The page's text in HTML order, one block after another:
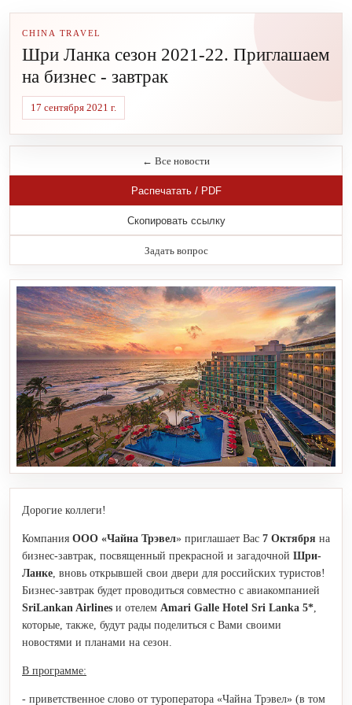
CHINA TRAVEL
Шри Ланка сезон 2021-22. Приглашаем
на бизнес - завтрак
17 сентября 2021 г.
← Все новости
Распечатать / PDF
Скопировать ссылку
Задать вопрос
Дорогие коллеги!
Компания ООО «Чайна Трэвел» приглашает Вас 7 Октября на
бизнес-завтрак, посвященный прекрасной и загадочной Шри-
Ланке , вновь открывшей свои двери для российских туристов!
Бизнес-завтрак будет проводиться совместно с авиакомпанией
SriLankan Airlines и отелем Amari Galle Hotel Sri Lanka 5*
которые, также, будут рады поделиться с Вами своими
новостями и планами на сезон.
В программе:
- приветственное слово от туроператора «Чайна Трэвел» (в том